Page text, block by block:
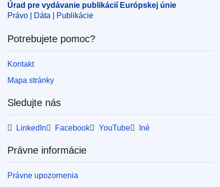
Úrad pre vydávanie publikácií Európskej únie
Právo | Dáta | Publikácie
Potrebujete pomoc?
Kontakt
Mapa stránky
Sledujte nás
LinkedIn Facebook YouTube Iné
Právne informácie
Právne upozornenia